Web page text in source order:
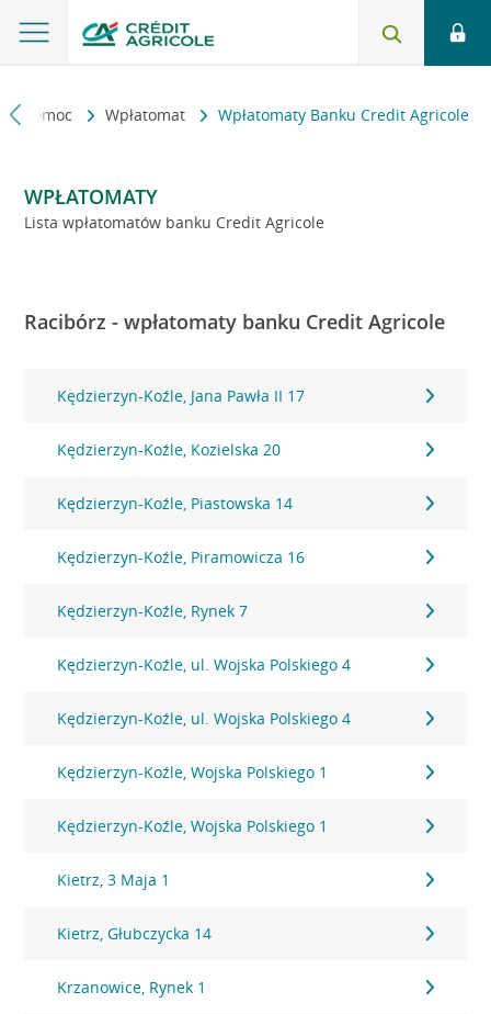
i pomoc Wpłatomat Wpłatomaty Banku Credit Agricole
WPŁATOMATY
Lista wpłatomatów banku Credit Agricole
Racibórz - wpłatomaty banku Credit Agricole
Kędzierzyn-Koźle, Jana Pawła II 17
Kędzierzyn-Koźle, Kozielska 20
Kędzierzyn-Koźle, Piastowska 14
Kędzierzyn-Koźle, Piramowicza 16
Kędzierzyn-Koźle, Rynek 7
Kędzierzyn-Koźle, ul. Wojska Polskiego 4
Kędzierzyn-Koźle, ul. Wojska Polskiego 4
Kędzierzyn-Koźle, Wojska Polskiego 1
Kędzierzyn-Koźle, Wojska Polskiego 1
Kietrz, 3 Maja 1
Kietrz, Głubczycka 14
Krzanowice, Rynek 1